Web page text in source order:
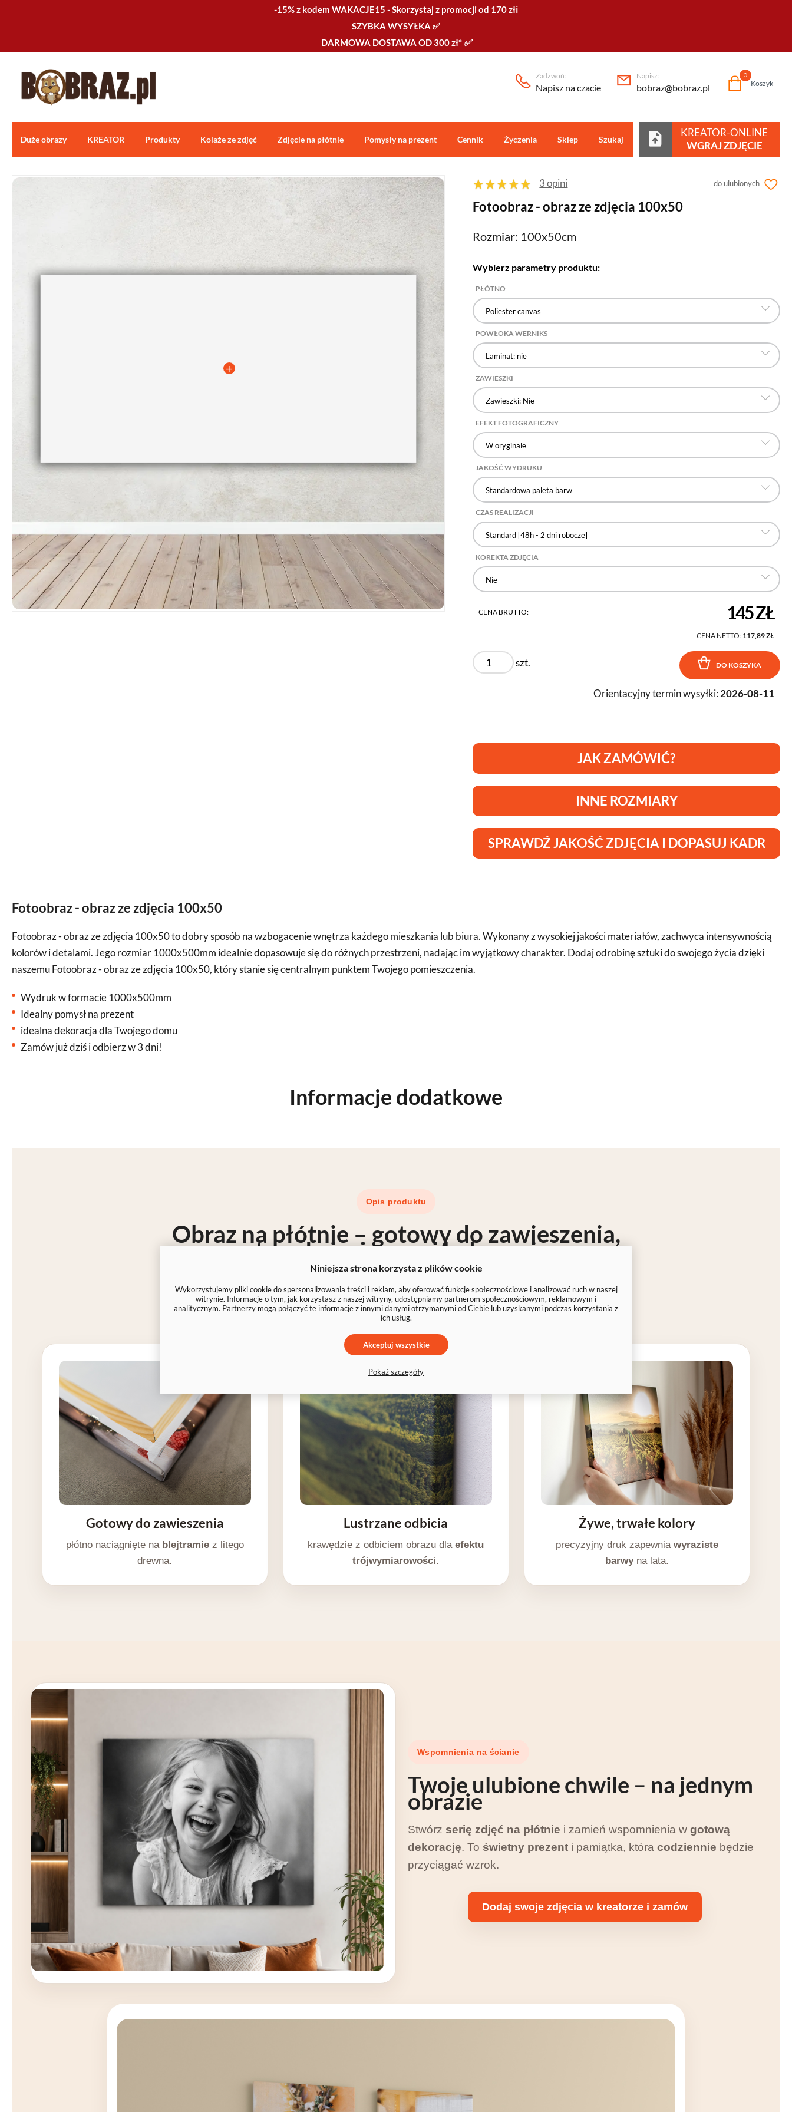
-15% z kodem WAKACJE15 -Skorzystaj z promocji od 170 złℹ️
SZYBKA WYSYŁKA ✅
DARMOWA DOSTAWA OD 300 zł* ✅
Zadzwoń:
Napisz na czacie
Napisz:
bobraz@bobraz.pl Koszyk
0
Duże obrazy KREATOR Produkty Kolaże ze zdjęć Zdjęcie na płótnie Pomysły na prezent Cennik Życzenia Sklep Szukaj Centrum pomocy
KREATOR-ONLINE
WGRAJ ZDJĘCIE
do ulubionych
3 opini
Fotoobraz - obraz ze zdjęcia 100x50
Rozmiar: 100x50cm
Wybierz parametry produktu:
PŁÓTNO
Poliester canvas
POWŁOKA WERNIKS
Laminat: nie
ZAWIESZKI
Zawieszki: Nie
EFEKT FOTOGRAFICZNY
W oryginale
JAKOŚĆ WYDRUKU
Standardowa paleta barw
CZAS REALIZACJI
Standard [48h - 2 dni robocze]
KOREKTA ZDJĘCIA
Nie
CENA BRUTTO: 145 ZŁ
CENA NETTO: 117,89 ZŁ
szt. DO KOSZYKA
Orientacyjny termin wysyłki: 2026-08-11
JAK ZAMÓWIĆ?
INNE ROZMIARY
SPRAWDŹ JAKOŚĆ ZDJĘCIA I DOPASUJ KADR
Fotoobraz - obraz ze zdjęcia 100x50
Fotoobraz - obraz ze zdjęcia 100x50 to dobry sposób na wzbogacenie wnętrza każdego mieszkania lub biura. Wykonany z wysokiej jakości materiałów, zachwyca intensywnością
kolorów i detalami. Jego rozmiar 1000x500mm idealnie dopasowuje się do różnych przestrzeni, nadając im wyjątkowy charakter. Dodaj odrobinę sztuki do swojego życia dzięki
naszemu Fotoobraz - obraz ze zdjęcia 100x50, który stanie się centralnym punktem Twojego pomieszczenia.
Wydruk w formacie 1000x500mm
Idealny pomysł na prezent
idealna dekoracja dla Twojego domu
Zamów już dziś i odbierz w 3 dni!
Informacje dodatkowe
Opis produktu
Obraz na płótnie – gotowy do zawieszenia,
trwały i zżywymi kolorami
Otrzymujesz produkt w 100% gotowy do powieszenia, który pięknie prezentuje Twoje
wspomnienia – bez względu na wybrany rozmiar.
Gotowy do zawieszenia
płótno naciągnięte na blejtramiez litego
drewna.
Lustrzane odbicia
krawędzie z odbiciem obrazu dlaefektu
trójwymiarowości.
Żywe, trwałe kolory
precyzyjny druk zapewniawyraziste
barwyna lata.
Wspomnienia na ścianie
Twoje ulubione chwile – na jednym
obrazie
Stwórz serię zdjęć na płótnie i zamień wspomnienia w gotową
dekorację. To świetny prezent i pamiątka, która codziennie będzie
przyciągać wzrok.
Dodaj swoje zdjęcia w kreatorze i zamów
Niniejsza strona korzysta z plików cookie
Wykorzystujemy pliki cookie do spersonalizowania treści i reklam, aby oferować funkcje społecznościowe i analizować ruch w naszej
witrynie. Informacje o tym, jak korzystasz z naszej witryny, udostępniamy partnerom społecznościowym, reklamowym i
analitycznym. Partnerzy mogą połączyć te informacje z innymi danymi otrzymanymi od Ciebie lub uzyskanymi podczas korzystania z
ich usług.
Akceptuj wszystkie
Pokaż szczegóły